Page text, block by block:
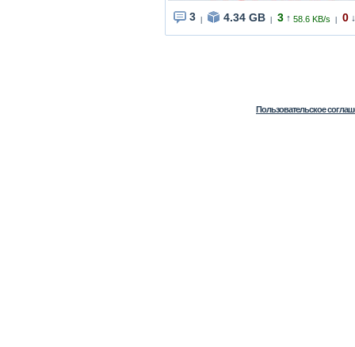
3 4.34 GB 3 ↑ 58.6 KB/s 0 ↓
Пользовательское